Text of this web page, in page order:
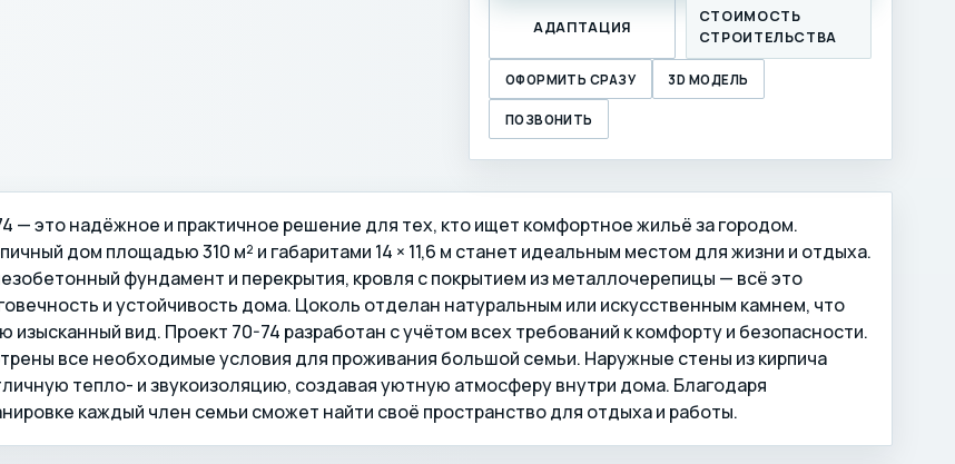
АДАПТАЦИЯ
СТОИМОСТЬ
СТРОИТЕЛЬСТВА
ОФОРМИТЬ СРАЗУ 3D МОДЕЛЬ
ПОЗВОНИТЬ
— это надёжное и практичное решение для тех, кто ищет комфортное жильё за городом.
дом площадью 310 м² и габаритами 14 × 11,6 м станет идеальным местом для жизни и отдыха.
фундамент и перекрытия, кровля с покрытием из металлочерепицы — всё это
и устойчивость дома. Цоколь отделан натуральным или искусственным камнем, что
изысканный вид. Проект 70-74 разработан с учётом всех требований к комфорту и безопасности.
все необходимые условия для проживания большой семьи. Наружные стены из кирпича
тепло- и звукоизоляцию, создавая уютную атмосферу внутри дома. Благодаря
каждый член семьи сможет найти своё пространство для отдыха и работы.